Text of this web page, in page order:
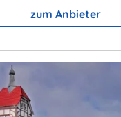
zum Anbieter